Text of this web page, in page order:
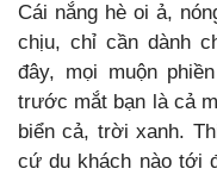
Cái nắng hè oi ả,
chịu, chỉ cần dành
đây, mọi muộn
trước mắt bạn là cả
biển cả, trời xanh.
cứ du khách nào tới